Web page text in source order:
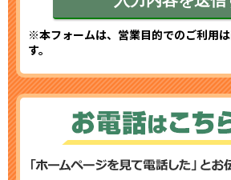
※本フォームは、営業目的でのご利用
す。